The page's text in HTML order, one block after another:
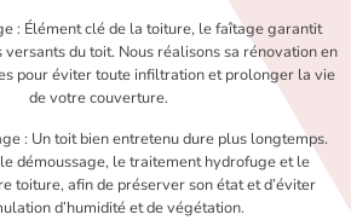
: Élément clé de la toiture, le faîtage garantit
versants du toit. Nous réalisons sa rénovation en
pour éviter toute infiltration et prolonger la vie
de votre couverture.
: Un toit bien entretenu dure plus longtemps.
démoussage, le traitement hydrofuge et le
toiture, afin de préserver son état et d’éviter
d’humidité et de végétation.